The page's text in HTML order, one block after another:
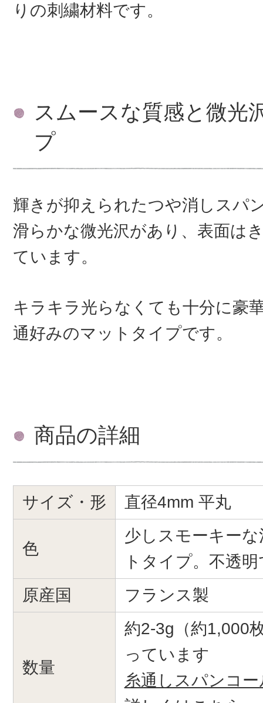
りの刺繍材料です。
スムースな質感と微光
プ
輝きが抑えられたつや消しスパ
滑らかな微光沢があり、表面は
ています。
キラキラ光らなくても十分に豪
通好みのマットタイプです。
商品の詳細
サイズ・形 直径4mm 平丸
色
少しスモーキー
トタイプ。不透
原産国
フランス製
数量
約2-3g（約1,000
っています
糸通しスパンコ